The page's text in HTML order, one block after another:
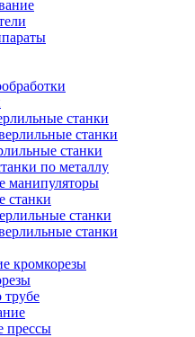
станки
станки
станки
по металлу
манипуляторы
станки
станки
станки
кромкорезы
прессы